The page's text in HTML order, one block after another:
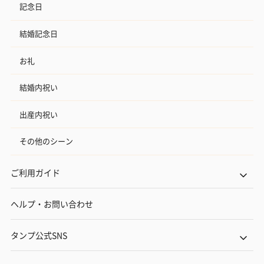
記念日
結婚記念日
お礼
結婚内祝い
出産内祝い
その他のシーン
ご利用ガイド
ヘルプ・お問い合わせ
タンプ公式SNS